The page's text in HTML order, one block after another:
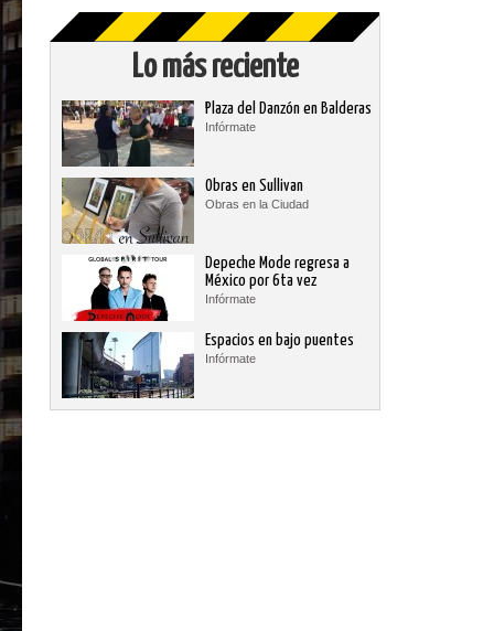
Lo más reciente
Plaza del Danzón en Balderas
Infórmate
Obras en Sullivan
Obras en la Ciudad
Depeche Mode regresa a
México por 6ta vez
Infórmate
Espacios en bajo puentes
Infórmate